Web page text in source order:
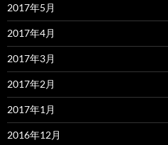
2017年5月
2017年4月
2017年3月
2017年2月
2017年1月
2016年12月